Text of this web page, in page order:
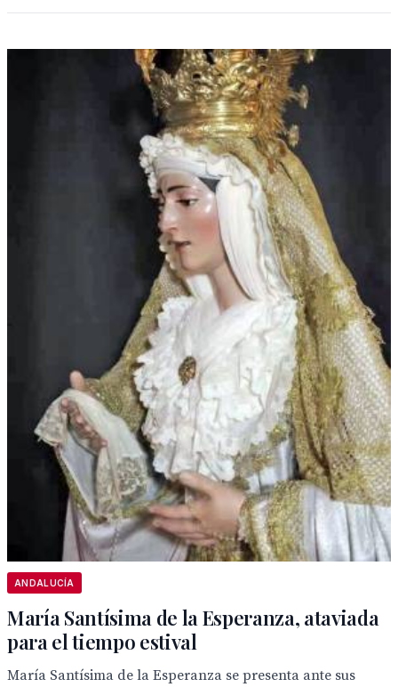
ANDALUCÍA
María Santísima de la Esperanza, ataviada
para el tiempo estival
María Santísima de la Esperanza se presenta ante sus